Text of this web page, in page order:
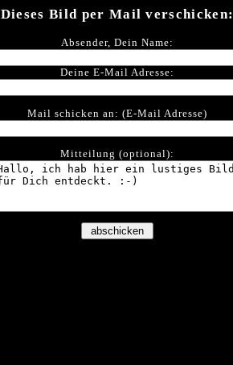
Dieses Bild per Mail verschicken:
Absender, Dein Name:
Deine E-Mail Adresse:
Mail schicken an: (E-Mail Adresse)
Mitteilung (optional):